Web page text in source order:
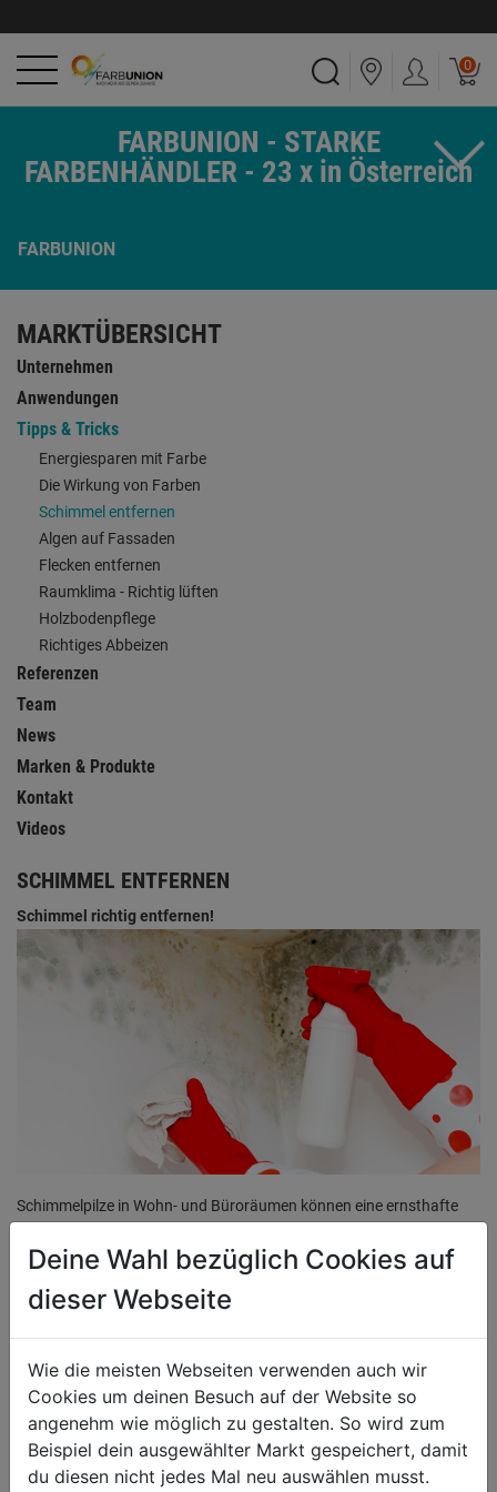
0
FARBUNION - STARKE
FARBENHÄNDLER - 23 x in Österreich
FARBUNION
MARKTÜBERSICHT
Unternehmen
Anwendungen
Tipps & Tricks
Energiesparen mit Farbe
Die Wirkung von Farben
Schimmel entfernen
Algen auf Fassaden
Flecken entfernen
Raumklima - Richtig lüften
Holzbodenpflege
Richtiges Abbeizen
Referenzen
Team
News
Marken & Produkte
Kontakt
Videos
SCHIMMEL ENTFERNEN
Schimmel richtig entfernen!
Schimmelpilze in Wohn- und Büroräumen können eine ernsthafte
Müdigkeit, tränende Augen, Husten, Schnupfen, Migräne oder
Hautekzeme, welche langfristig zu dauerhaften Erkrankungen und
einer Beeinträchtigung der Lebensqualität führen können.
die Ursache festgestellt werden. Diese muss fachgerecht entschärft
oder beseitigt werden, da sonst keine noch so professionelle
Entfernung des Schimmels dauerhaft gewährleistet ist.
Die Farb-Union Partner empfehlen drei Schritte zur sicheren und
Deine Wahl bezüglich Cookies auf
dieser Webseite
Wie die meisten Webseiten verwenden auch wir
Cookies um deinen Besuch auf der Website so
angenehm wie möglich zu gestalten. So wird zum
Beispiel dein ausgewählter Markt gespeichert, damit
du diesen nicht jedes Mal neu auswählen musst.